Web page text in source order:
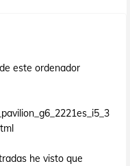
este ordenador
he visto que